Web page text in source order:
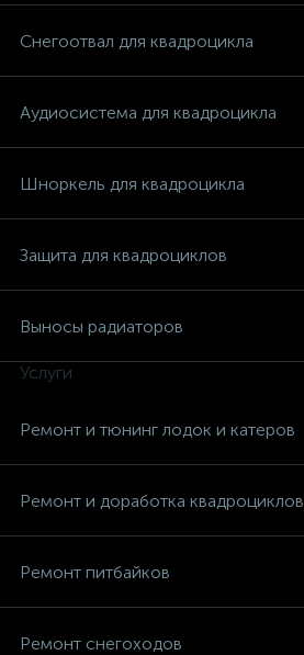
Снегоотвал для квадроцикла
Аудиосистема для квадроцикла
Шноркель для квадроцикла
Защита для квадроциклов
Выносы радиаторов
Услуги
Ремонт и тюнинг лодок и катеров
Ремонт и доработка квадроциклов
Ремонт питбайков
Ремонт снегоходов